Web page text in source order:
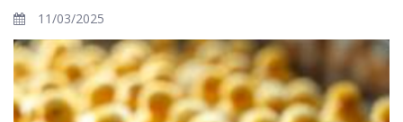
11/03/2025